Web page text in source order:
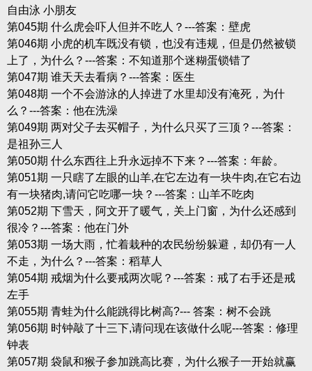
自由泳 小朋友
第045期 什么虎会吓人但并不吃人？---答案：壁虎
第046期 小虎的机车既没有锁，也没有违规，但是仍然被锁
上了，为什么？---答案：不知道那个迷糊蛋锁错了
第047期 谁天天去看病？---答案：医生
第048期 一个不会游泳的人掉进了水里却没有淹死，为什
么？---答案：他在洗澡
第049期 两对父子去买帽子，为什么只买了三顶？---答案：
是祖孙三人
第050期 什么东西往上升永远掉不下来？---答案：年龄。
第051期 一只瞎了左眼的山羊,在它左边有一块牛肉,在它右边
有一块猪肉,请问它吃哪一块？---答案：山羊不吃肉
第052期 下雪天，阿文开了暖气，关上门窗，为什么还感到
很冷？---答案：他在门外
第053期 一场大雨，忙着栽种的农民纷纷躲避，却仍有一人
不走，为什么？---答案：稻草人
第054期 戒烟为什么要戒两次呢？---答案：戒了右手还是戒
左手
第055期 青蛙为什么能跳得比树高?--- 答案：树不会跳
第056期 时钟敲了十三下,请问现在该做什么呢---答案：修理
钟表
第057期 袋鼠和猴子参加跳高比赛，为什么猴子一开始就赢